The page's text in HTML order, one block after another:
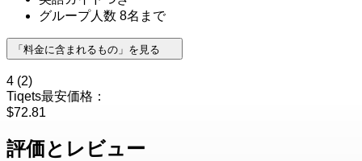
グループ人数 8名まで
「料金に含まれるもの」を見る
4 (2)
Tiqets最安価格：
$72.81
評価とレビュー